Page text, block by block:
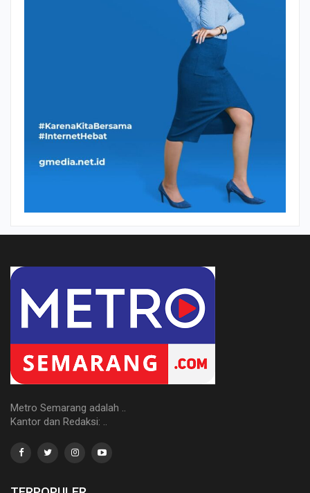
Metro Semarang adalah ..
Kantor dan Redaksi: ..